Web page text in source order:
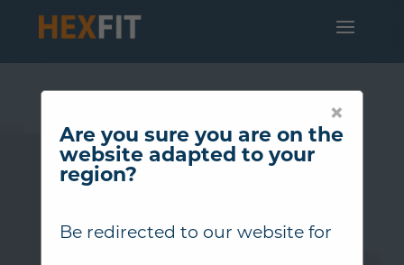
×
Are you sure you are on the
website adapted to your
region?
Be redirected to our website for